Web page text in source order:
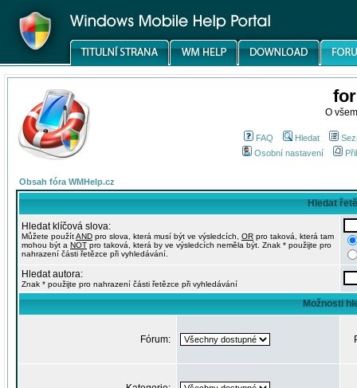
O
FAQ Hledat
Osobní nastavení
Obsah fóra WMHelp.cz
Hledat
Hledat klíčová slova:
Můžete použítAND pro slova, která musí být ve výsledcích, OR pro taková, která tam
mohou být a NOT pro taková, která by ve výsledcích neměla být. Znak * použijte pro
nahrazení části řetězce při vyhledávání.
Hledat autora:
Znak * použijte pro nahrazení části řetězce při vyhledávání
Možnosti
Fórum: